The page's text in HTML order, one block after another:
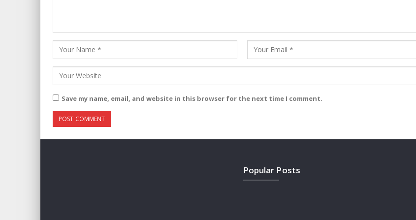
Save my name, email, and website in this browser for the next time I comment.
Popular Posts